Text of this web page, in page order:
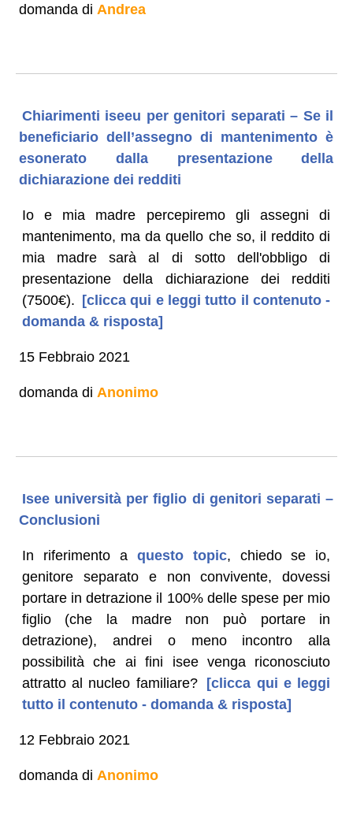
domanda di Andrea
Chiarimenti iseeu per genitori separati – Se il
beneficiario dell’assegno di mantenimento è
esonerato dalla presentazione della
dichiarazione dei redditi
Io e mia madre percepiremo gli assegni di
mantenimento, ma da quello che so, il reddito di
mia madre sarà al di sotto dell'obbligo di
presentazione della dichiarazione dei redditi
(7500€). [clicca qui e leggi tutto il contenuto -
domanda & risposta]
15 Febbraio 2021
domanda di Anonimo
Isee università per figlio di genitori separati –
Conclusioni
In riferimento a questo topic, chiedo se io,
genitore separato e non convivente, dovessi
portare in detrazione il 100% delle spese per mio
figlio (che la madre non può portare in
detrazione), andrei o meno incontro alla
possibilità che ai fini isee venga riconosciuto
attratto al nucleo familiare?
[clicca qui e leggi
tutto il contenuto - domanda & risposta]
12 Febbraio 2021
domanda di Anonimo